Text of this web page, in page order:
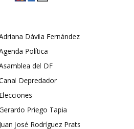
Dávila Fernández
Política
del DF
Depredador
Elecciones
Priego Tapia
Juan José Rodríguez Prats